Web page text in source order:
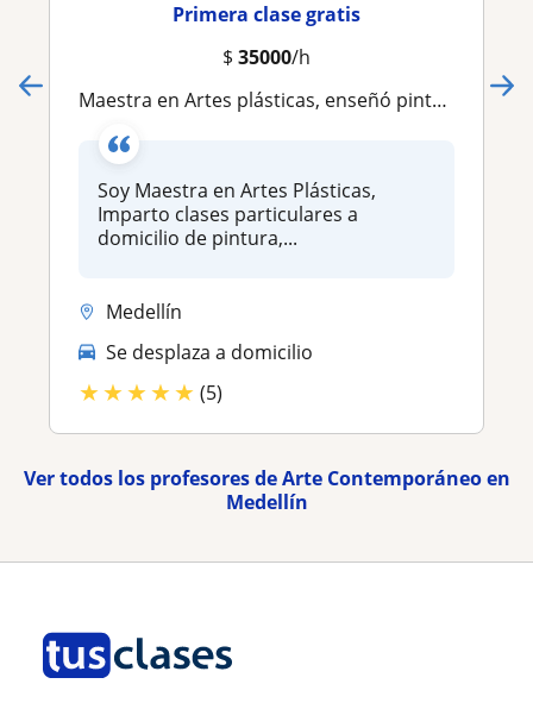
Primera clase gratis
$ 35000/h
Maestra en Artes plásticas, enseñó pintura, dibujo, escultura y historia del Arte, a niños y adultos
Soy Maestra en Artes Plásticas,
Imparto clases particulares a
domicilio de pintura,...
Medellín
Se desplaza a domicilio
★★★★★ (5)
Ver todos los profesores de Arte Contemporáneo en
Medellín